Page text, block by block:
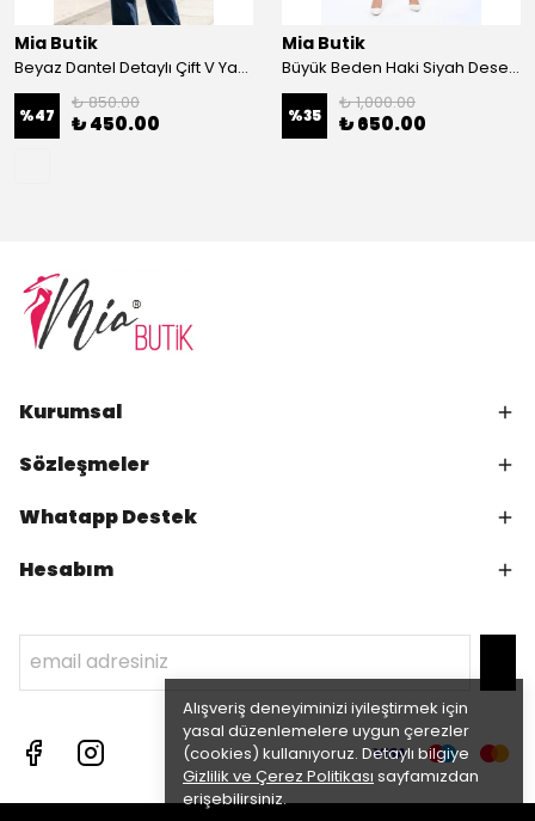
Alışveriş deneyiminizi iyileştirmek için
yasal düzenlemelere uygun çerezler
(cookies) kullanıyoruz. Detaylı bilgiye
Gizlilik ve Çerez Politikası sayfamızdan
erişebilirsiniz.
Mia Butik
Beyaz Dantel Detaylı Çift V Yaka Karşkorse Esnek Bluz
%47
₺ 850.00
₺ 450.00
Mia Butik
Büyük Beden Haki Siyah Desenli Hırka
%35
₺ 1,000.00
₺ 650.00
Kurumsal
Sözleşmeler
Whatapp Destek
Hesabım